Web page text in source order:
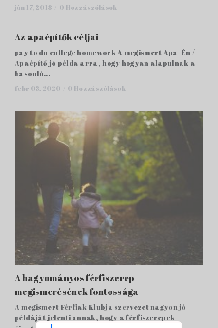
jún 17, 2018 / 0 Hozzászólások
Az apaépítők céljai
pay to do college homework A megismert Apa+Én /
Apaépítő jó példa arra, hogy hogyan alapulnak a
hasonló...
febr 03, 2020 / 0 Hozzászólások
A hagyományos férfiszerep
megismerésének fontossága
A megismert Férfiak Klubja szervezet nagyon jó
példáját jelenti annak, hogy a férfiszerepek